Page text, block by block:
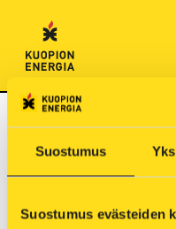
Suostumus
Suostumus evästeiden
sisältöön
Kerro